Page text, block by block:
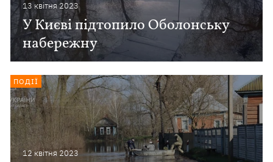
13 квiтня 2023
У Києві підтопило Оболонську
набережну
12 квiтня 2023
ПОДІЇ